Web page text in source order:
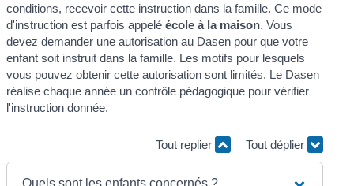
conditions, recevoir cette instruction dans la famille. Ce mode
d'instruction est parfois appeléécole à la maison. Vous
devez demander une autorisation au Dasen pour que votre
enfant soit instruit dans la famille. Les motifs pour lesquels
vous pouvez obtenir cette autorisation sont limités. Le Dasen
réalise chaque année un contrôle pédagogique pour vérifier
l'instruction donnée.
Tout replier Tout déplier
Quels sont les enfants concernés ?